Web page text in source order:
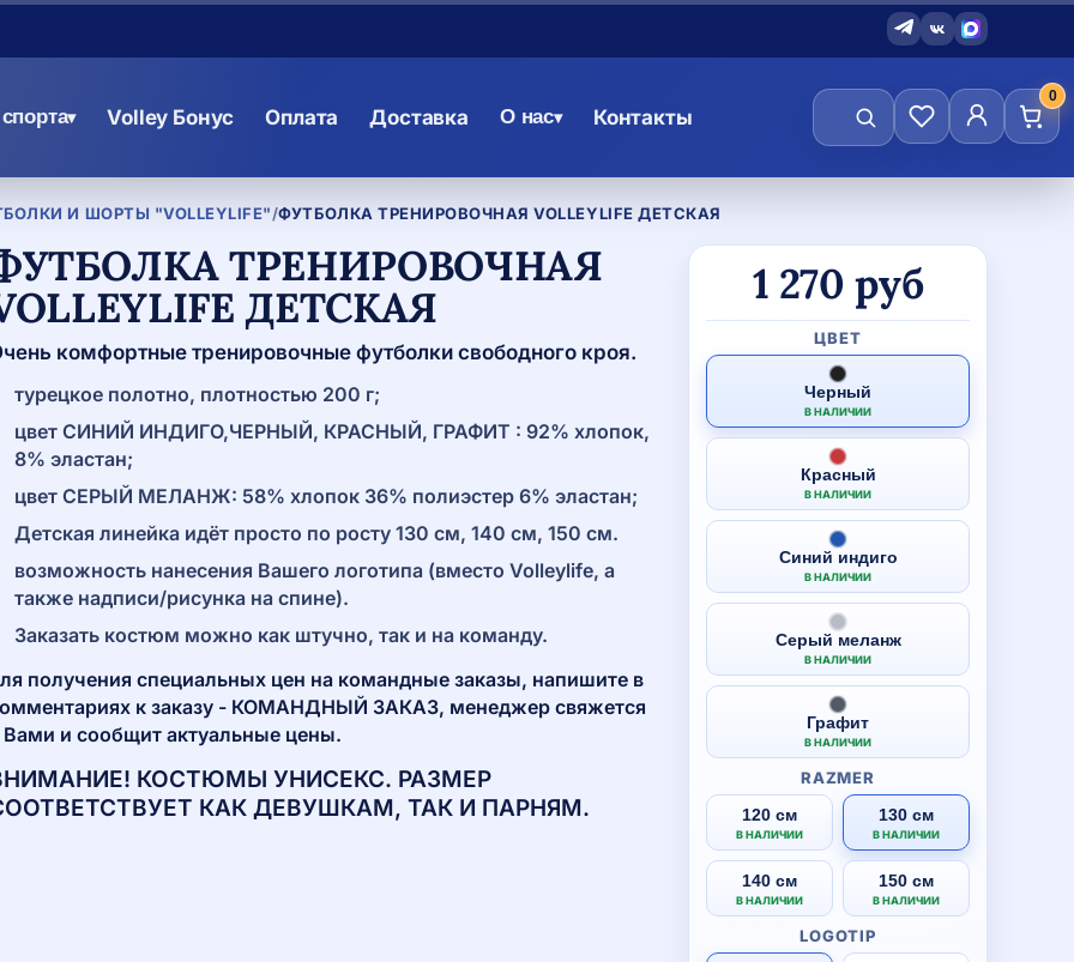
▾ Volley Бонус Оплата Доставка О нас▾ Контакты
0
И ШОРТЫ "VOLLEYLIFE"/ФУТБОЛКА ТРЕНИРОВОЧНАЯ VOLLEYLIFE ДЕТСКАЯ
ТРЕНИРОВОЧНАЯ
ДЕТСКАЯ
комфортные тренировочные футболки свободного кроя.
турецкое полотно, плотностью 200 г;
цвет СИНИЙ ИНДИГО,ЧЕРНЫЙ, КРАСНЫЙ, ГРАФИТ : 92% хлопок,
8% эластан;
цвет СЕРЫЙ МЕЛАНЖ: 58% хлопок 36% полиэстер 6% эластан;
Детская линейка идёт просто по росту 130 см, 140 см, 150 см.
возможность нанесения Вашего логотипа (вместо Volleylife, а
также надписи/рисунка на спине).
Заказать костюм можно как штучно, так и на команду.
получения специальных цен на командные заказы, напишите в
к заказу - КОМАНДНЫЙ ЗАКАЗ, менеджер свяжется
Вами и сообщит актуальные цены.
КОСТЮМЫ УНИСЕКС. РАЗМЕР
КАК ДЕВУШКАМ, ТАК И ПАРНЯМ.
1 270руб
ЦВЕТ
Черный
В НАЛИЧИИ
Красный
В НАЛИЧИИ
Синий индиго
В НАЛИЧИИ
Серый меланж
В НАЛИЧИИ
Графит
В НАЛИЧИИ
RAZMER
120 см
В НАЛИЧИИ
130 см
В НАЛИЧИИ
140 см
В НАЛИЧИИ
150 см
В НАЛИЧИИ
LOGOTIP
Количество
Футболка
тренировочная
Volleylife